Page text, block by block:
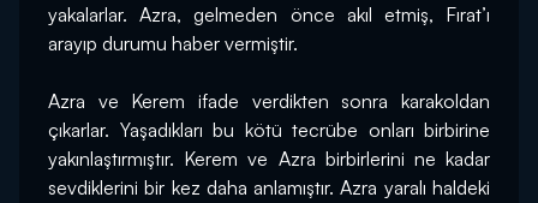
yakalarlar. Azra, gelmeden önce akıl etmiş, Fırat’ı
arayıp durumu haber vermiştir.
Azra ve Kerem ifade verdikten sonra karakoldan
çıkarlar. Yaşadıkları bu kötü tecrübe onları birbirine
yakınlaştırmıştır. Kerem ve Azra birbirlerini ne kadar
sevdiklerini bir kez daha anlamıştır. Azra yaralı haldeki